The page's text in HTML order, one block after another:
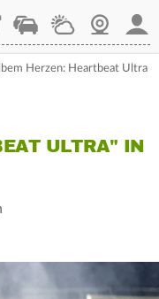
StaupilotWetterWebcam
Herzen: Heartbeat Ultra
ULTRA" IN